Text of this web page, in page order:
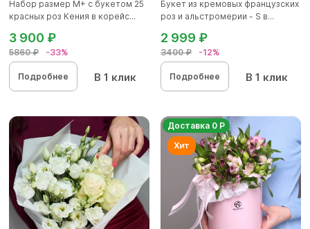
Набор размер М+ с букетом 25
красных роз Кения в корейс...
5860 ₽ -33%
3 900 ₽
Подробнее В 1 клик
Букет из кремовых французских
роз и альстромерии - S в...
3400 ₽ -12%
2 999 ₽
Подробнее В 1 клик
Доставка 0 Р